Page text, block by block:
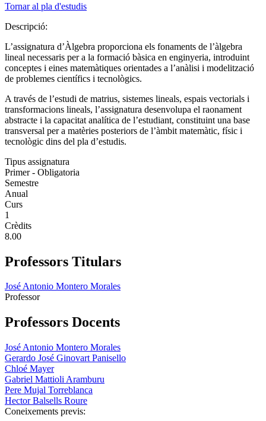
Tornar al pla d'estudis
Descripció:
L’assignatura d’Àlgebra proporciona els fonaments de l’àlgebra
lineal necessaris per a la formació bàsica en enginyeria, introduint
conceptes i eines matemàtiques orientades a l’anàlisi i modelització
de problemes científics i tecnològics.
A través de l’estudi de matrius, sistemes lineals, espais vectorials i
transformacions lineals, l’assignatura desenvolupa el raonament
abstracte i la capacitat analítica de l’estudiant, constituint una base
transversal per a matèries posteriors de l’àmbit matemàtic, físic i
tecnològic dins del pla d’estudis.
Tipus assignatura
Primer - Obligatoria
Semestre
Anual
Curs
1
Crèdits
8.00
Professors Titulars
José Antonio Montero Morales
Professor
Professors Docents
José Antonio Montero Morales
Gerardo José Ginovart Panisello
Chloé Mayer
Gabriel Mattioli Aramburu
Pere Mujal Torreblanca
Hector Balsells Roure
Coneixements previs: